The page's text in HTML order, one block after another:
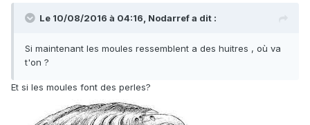
Le 10/08/2016 à 04:16, Nodarrefa dit :
Si maintenant les moules ressemblent a des huitres , où va
t'on ?
Et si les moules font des perles?